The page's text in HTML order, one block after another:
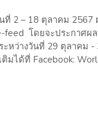
2 – 18 ตุลาคม 2567
โดยจะประกาศผ
หว่างวันที่ 29 ตุลาคม
ได้ที่ Facebook: